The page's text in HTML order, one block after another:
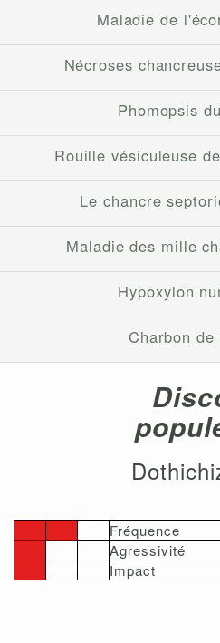
Maladie de
Nécroses
Phomopsis
Rouille vésiculeuse
Le chancre
Maladie des mille
Hypoxylon
Charbon
Dothichiza
Fréquence
Agressivité
Impact